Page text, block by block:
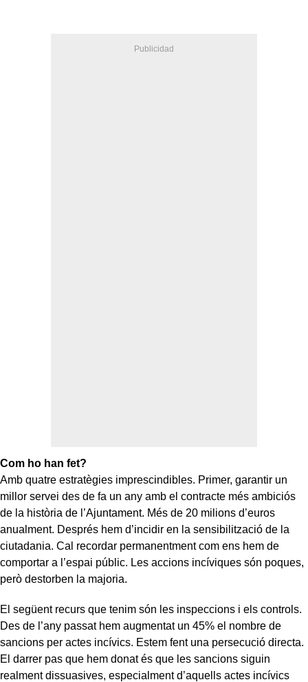
Com ho han fet?
Amb quatre estratègies imprescindibles. Primer, garantir un
millor servei des de fa un any amb el contracte més ambiciós
de la història de l’Ajuntament. Més de 20 milions d’euros
anualment. Després hem d’incidir en la sensibilització de la
ciutadania. Cal recordar permanentment com ens hem de
comportar a l’espai públic. Les accions incíviques són poques,
però destorben la majoria.
El següent recurs que tenim són les inspeccions i els controls.
Des de l’any passat hem augmentat un 45% el nombre de
sancions per actes incívics. Estem fent una persecució directa.
El darrer pas que hem donat és que les sancions siguin
realment dissuasives, especialment d’aquells actes incívics